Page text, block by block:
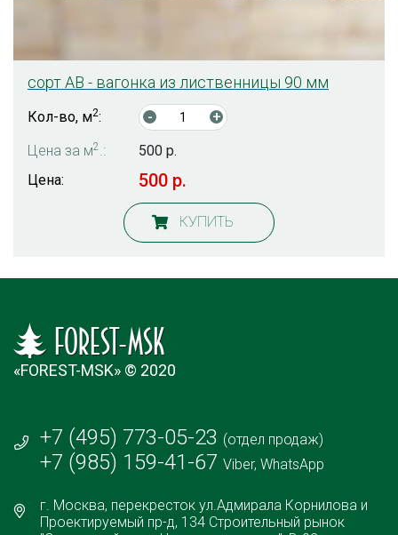
сорт АB - вагонка из лиственницы 90 мм
Кол-во, м2: -
+
Цена за м2 .:
500 р.
Цена:
500 р.
КУПИТЬ
«FOREST-MSK» © 2020
+7 (495) 773-05-23 (отдел продаж)
+7 (985) 159-41-67 Viber, WhatsApp
г. Москва, перекресток ул.Адмирала Корнилова и
Проектируемый пр-д, 134 Строительный рынок